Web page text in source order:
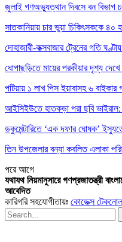
জুলাই গণঅভ্যুত্থান দিবসে বন বিভাগ
সাতকানিয়ায় চার ভুয়া চিকিৎসককে ৪০
দোহাজারী-কক্সবাজার ট্রেনের গতি
ধোপাছড়িতে মায়ের পরকীয়ার দৃশ্য
পটিয়ায় ১ লাখ পিস ইয়াবাসহ ৬
আইসিইউতে হাতকড়া পরা ছবি
ডকুমেন্টারিতে ‘এক দফার ঘোষক’
তিন উপজেলার বন্যা কবলিত এলাকা
পরেআগে
যথাযথ নিয়মানুসারে গণপ্রজাতন্ত্রী
আবেদিত
কারিগরি সহযোগীতায়ঃ কোডেক্স